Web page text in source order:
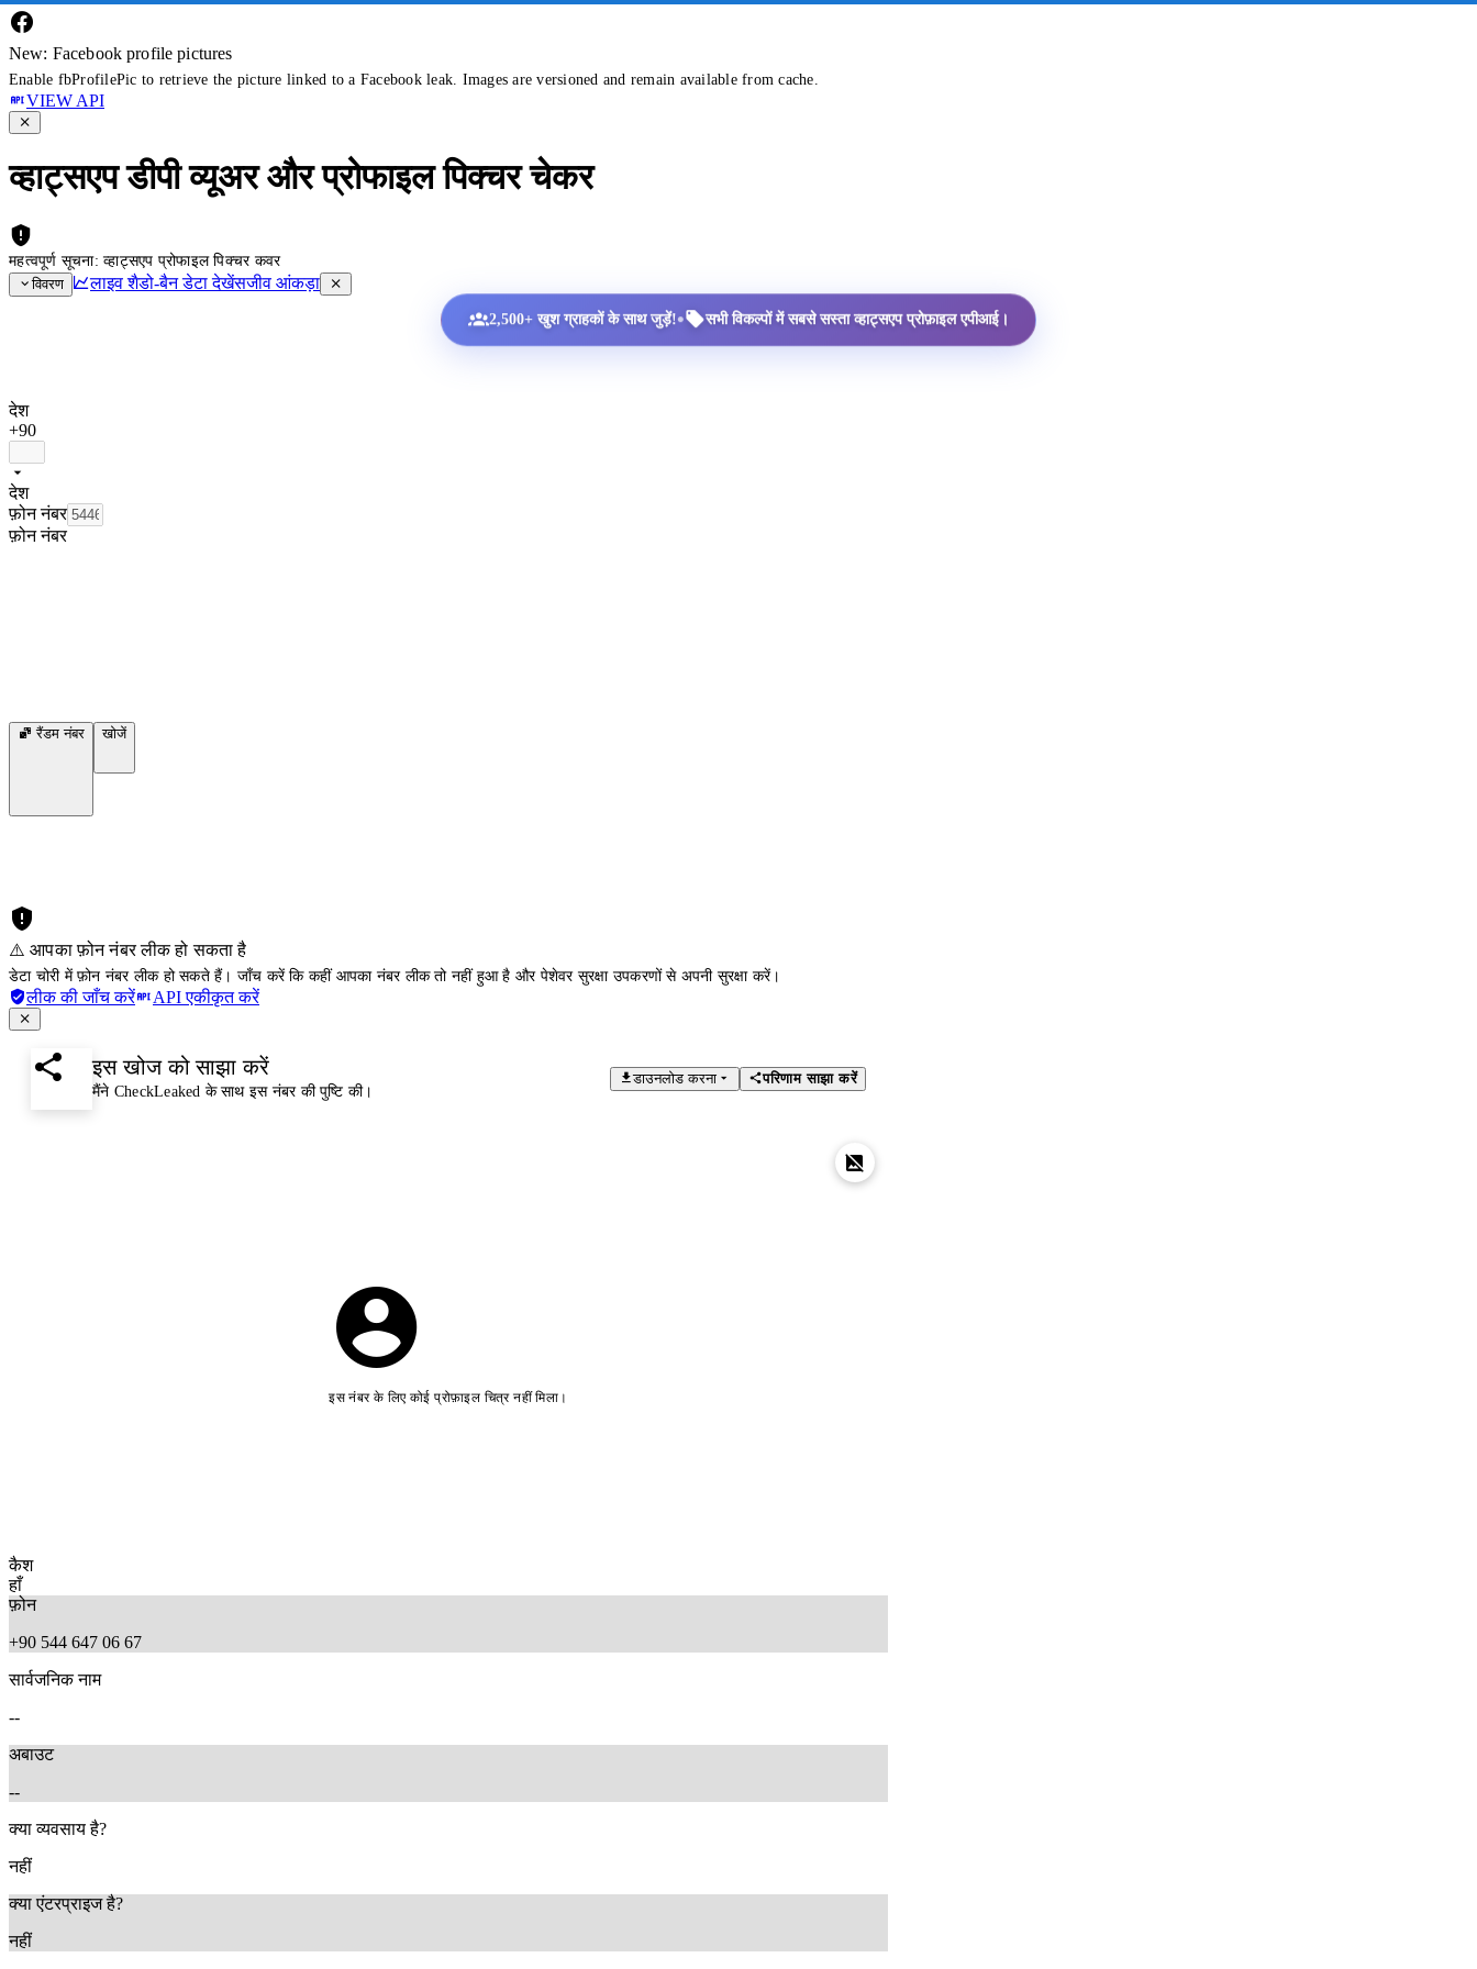
New: Facebook profile pictures
Enable fbProfilePic to retrieve the picture linked to a Facebook leak. Images are versioned and remain available from cache.
VIEW API
व्हाट्सएप डीपी व्यूअर और प्रोफाइल पिक्चर चेकर
महत्वपूर्ण सूचना: व्हाट्सएप प्रोफाइल पिक्चर कवर
विवरण
लाइव शैडो-बैन डेटा देखेंसजीव आंकड़ा
2,500+ खुश ग्राहकों के साथ जुड़ें!• सभी विकल्पों में सबसे सस्ता व्हाट्सएप प्रोफ़ाइल एपीआई।
देश
+90
देश
फ़ोन नंबर
फ़ोन नंबर
रैंडम नंबर खोजें
⚠️ आपका फ़ोन नंबर लीक हो सकता है
डेटा चोरी में फ़ोन नंबर लीक हो सकते हैं। जाँच करें कि कहीं आपका नंबर लीक तो नहीं हुआ है और पेशेवर सुरक्षा उपकरणों से अपनी सुरक्षा करें।
लीक की जाँच करें API एकीकृत करें
इस खोज को साझा करें
मैंने CheckLeaked के साथ इस नंबर की पुष्टि की।
डाउनलोड करना परिणाम साझा करें
इस नंबर के लिए कोई प्रोफ़ाइल चित्र नहीं मिला।
कैश
हाँ
फ़ोन
+90 544 647 06 67
सार्वजनिक नाम
--
अबाउट
--
क्या व्यवसाय है?
नहीं
क्या एंटरप्राइज है?
नहीं